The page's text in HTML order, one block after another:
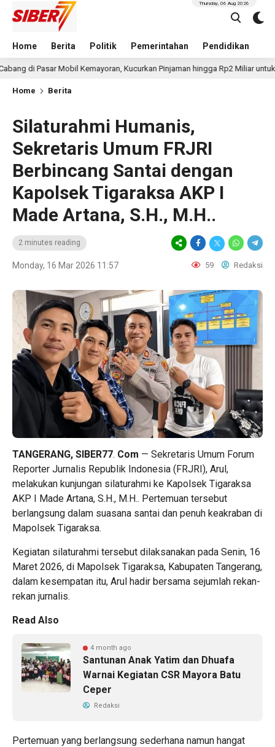
Home Berita Politik Pemerintahan Pendidikan
Thursday, 06 Aug 2026
Mobil Kemayoran, Kucurkan Pinjaman hingga Rp2 Miliar untuk Showroom
Home Berita
Silaturahmi Humanis,
Sekretaris Umum FRJRI
Berbincang Santai dengan
Kapolsek Tigaraksa AKP I
Made Artana, S.H., M.H..
2 minutes reading
Monday, 16 Mar 2026 11:57 59 Redaksi
TANGERANG, SIBER77. Com — Sekretaris Umum Forum
Reporter Jurnalis Republik Indonesia (FRJRI), Arul,
melakukan kunjungan silaturahmi ke Kapolsek Tigaraksa
AKP I Made Artana, S.H., M.H.. Pertemuan tersebut
berlangsung dalam suasana santai dan penuh keakraban di
Mapolsek Tigaraksa.
Kegiatan silaturahmi tersebut dilaksanakan pada Senin, 16
Maret 2026, di Mapolsek Tigaraksa, Kabupaten Tangerang,
dalam kesempatan itu, Arul hadir bersama sejumlah rekan-
rekan jurnalis.
Read Also
4 month ago
Santunan Anak Yatim dan Dhuafa
Warnai Kegiatan CSR Mayora Batu
Ceper
Redaksi
Pertemuan yang berlangsung sederhana namun hangat